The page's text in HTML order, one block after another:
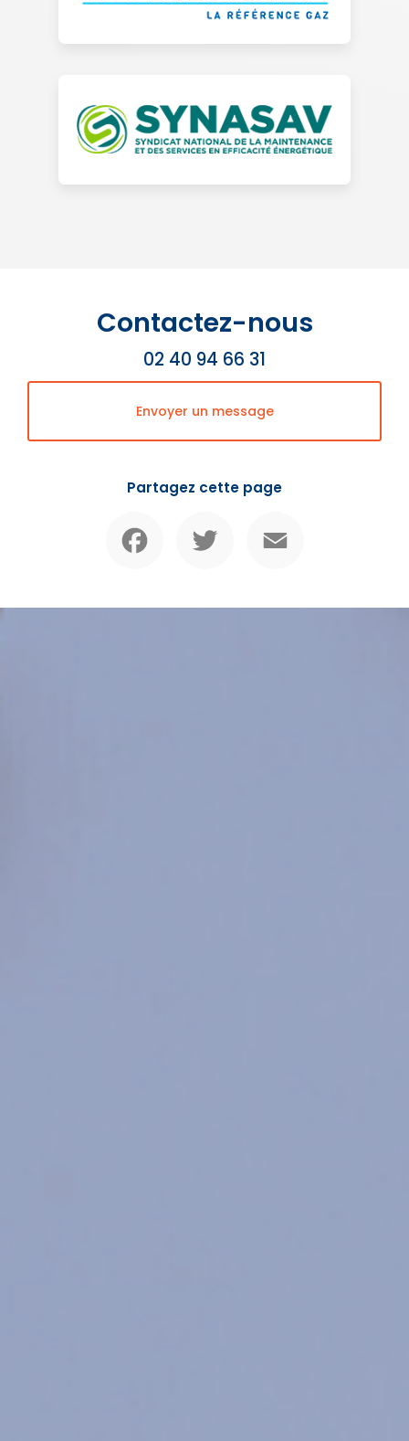
Contactez-nous
02 40 94 66 31
Envoyer un message
Partagez cette page